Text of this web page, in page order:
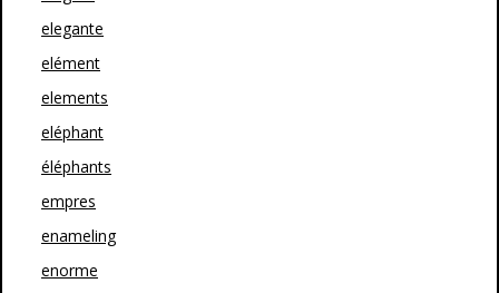
elegante
elément
elements
eléphant
éléphants
empres
enameling
enorme